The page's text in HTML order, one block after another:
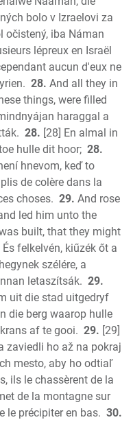
bolo v Izraelovi za
očistený, iba Náman
lépreux en Israël
aucun d'eux ne
28. And all they in
things, were filled
haraggal a
28. [28] En almal in
hulle dit hoor; 28.
hnevom, keď to
de colère dans la
choses. 29. And rose
led him unto the
built, that they might
És felkelvén, kiűzék őt a
szélére, a
letaszítsák. 29.
uit die stad uitgedryf
die berg waarop hulle
af te gooi. 29. [29]
zaviedli ho až na pokraj
mesto, aby ho odtiaľ
ils le chassèrent de la
de la montagne sur
le précipiter en bas. 30.